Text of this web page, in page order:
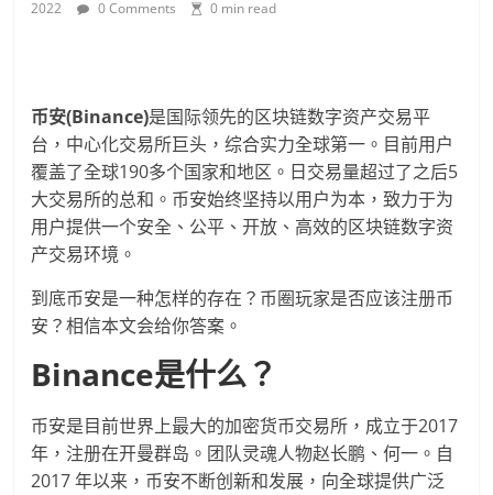
2022
0 Comments 0 min read
币安(Binance)是国际领先的区块链数字资产交易平
台，中心化交易所巨头，综合实力全球第一。目前用户
覆盖了全球190多个国家和地区。日交易量超过了之后5
大交易所的总和。币安始终坚持以用户为本，致力于为
用户提供一个安全、公平、开放、高效的区块链数字资
产交易环境。
到底币安是一种怎样的存在？币圈玩家是否应该注册币
安？相信本文会给你答案。
Binance是什么？
币安是目前世界上最大的加密货币交易所，成立于2017
年，注册在开曼群岛。团队灵魂人物赵长鹏、何一。自
2017 年以来，币安不断创新和发展，向全球提供广泛